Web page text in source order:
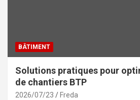
BÂTIMENT
Solutions pratiques pour
de chantiers BTP
2026/07/23 Freda